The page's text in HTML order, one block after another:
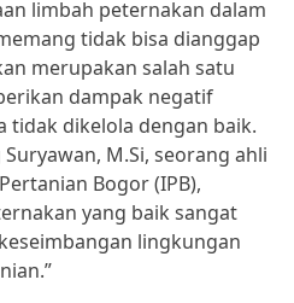
limbah peternakan dalam
tidak bisa dianggap
merupakan salah satu
dampak negatif
tidak dikelola dengan baik.
M.Si, seorang ahli
Bogor (IPB),
yang baik sangat
lingkungan